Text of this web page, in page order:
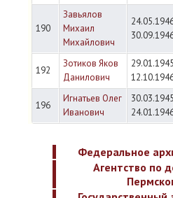
190
Завьялов
Михаил
Михайлович
192
Зотиков Яков
Данилович
196
Игнатьев Олег
Иванович
Федеральное
Агентство по